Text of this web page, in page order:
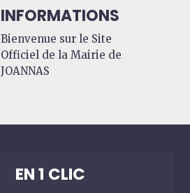
INFORMATIONS
Bienvenue sur le Site
Officiel de la Mairie de
JOANNAS
EN 1 CLIC